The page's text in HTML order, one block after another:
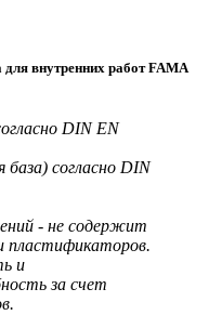
внутренних работ FAMA
DIN EN
база) согласно DIN
- не содержит
пластификаторов.
и
за счет